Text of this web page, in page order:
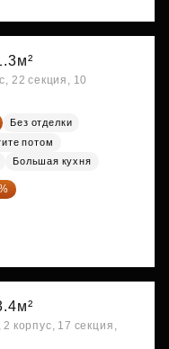
22 секция, 10
Без отделки
потом
Большая кухня
корпус, 17 секция,